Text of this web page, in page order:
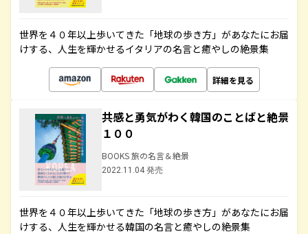
世界を４０年以上歩いてきた「地球の歩き方」があなたにお届
けする、人生を輝かせるイタリアの名言と癒やしの絶景集
詳細を見る
共感と勇気がわく韓国のことばと絶景
１００
BOOKS 旅の名言＆絶景
2022.11.04 発売
世界を４０年以上歩いてきた「地球の歩き方」があなたにお届
けする、人生を輝かせる韓国の名言と癒やしの絶景集